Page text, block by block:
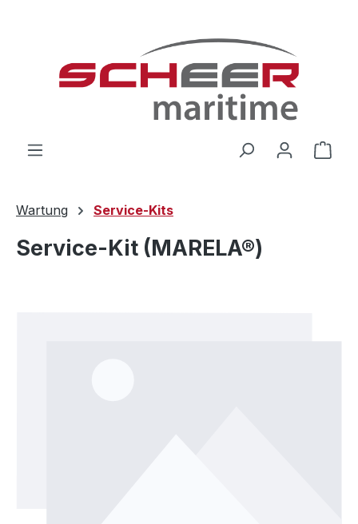
Wartung Service-Kits
Service-Kit (MARELA®)